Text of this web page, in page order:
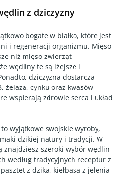
z dziczyzny
bogate w białko, które jest
i regeneracji organizmu. Mięso
niż mięso zwierząt
wędliny te są lżejsze i
dziczyzna dostarcza
żelaza, cynku oraz kwasów
wspierają zdrowie serca i układ
wyjątkowe swojskie wyroby,
dzikiej natury i tradycji. W
znajdziesz szeroki wybór wędlin
według tradycyjnych receptur z
z dzika, kiełbasa z jelenia